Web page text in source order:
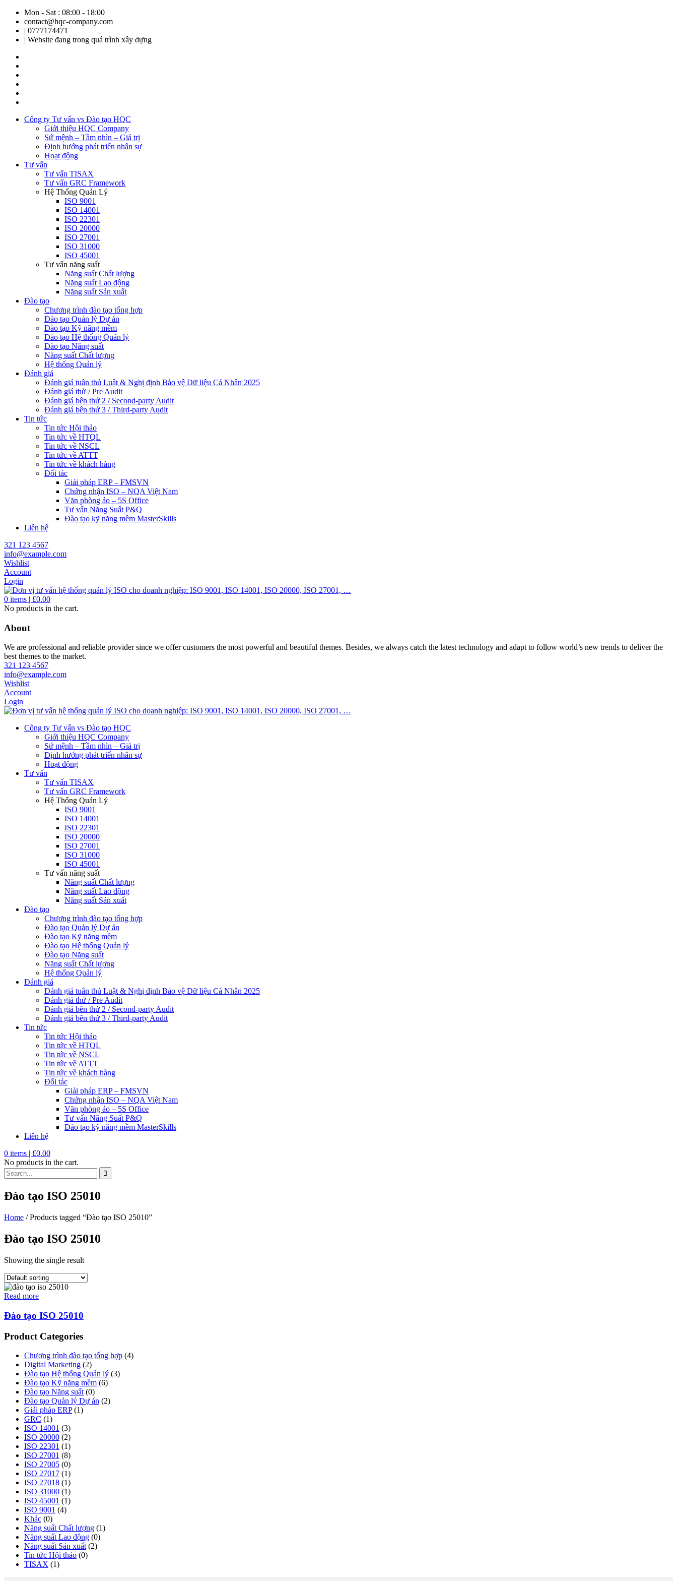
Mon - Sat : 08:00 - 18:00
contact@hqc-company.com
| 0777174471
| Website đang trong quá trình xây dựng
Công ty Tư vấn vs Đào tạo HQC
Giới thiệu HQC Company
Sứ mệnh – Tầm nhìn – Giá trị
Định hướng phát triển nhân sự
Hoạt động
Tư vấn
Tư vấn TISAX
Tư vấn GRC Framework
Hệ Thống Quản Lý
ISO 9001
ISO 14001
ISO 22301
ISO 20000
ISO 27001
ISO 31000
ISO 45001
Tư vấn năng suất
Năng suất Chất lượng
Năng suất Lao động
Năng suất Sản xuất
Đào tạo
Chương trình đào tạo tổng hợp
Đào tạo Quản lý Dự án
Đào tạo Kỹ năng mềm
Đào tạo Hệ thống Quản lý
Đào tạo Năng suất
Năng suất Chất lượng
Hệ thống Quản lý
Đánh giá
Đánh giá tuân thủ Luật & Nghị định Bảo vệ Dữ liệu Cá Nhân 2025
Đánh giá thử / Pre Audit
Đánh giá bên thứ 2 / Second-party Audit
Đánh giá bên thứ 3 / Third-party Audit
Tin tức
Tin tức Hội thảo
Tin tức về HTQL
Tin tức về NSCL
Tin tức về ATTT
Tin tức về khách hàng
Đối tác
Giải pháp ERP – FMSVN
Chứng nhận ISO – NQA Việt Nam
Văn phòng ảo – 5S Office
Tư vấn Năng Suất P&Q
Đào tạo kỹ năng mềm MasterSkills
Liên hệ
321 123 4567
info@example.com
Wishlist
Account
Login
0 items | £0.00
No products in the cart.
About
We are professional and reliable provider since we offer customers the most powerful and beautiful themes. Besides, we always catch the latest technology and adapt to follow world’s new trends to deliver the
best themes to the market.
321 123 4567
info@example.com
Wishlist
Account
Login
Công ty Tư vấn vs Đào tạo HQC
Giới thiệu HQC Company
Sứ mệnh – Tầm nhìn – Giá trị
Định hướng phát triển nhân sự
Hoạt động
Tư vấn
Tư vấn TISAX
Tư vấn GRC Framework
Hệ Thống Quản Lý
ISO 9001
ISO 14001
ISO 22301
ISO 20000
ISO 27001
ISO 31000
ISO 45001
Tư vấn năng suất
Năng suất Chất lượng
Năng suất Lao động
Năng suất Sản xuất
Đào tạo
Chương trình đào tạo tổng hợp
Đào tạo Quản lý Dự án
Đào tạo Kỹ năng mềm
Đào tạo Hệ thống Quản lý
Đào tạo Năng suất
Năng suất Chất lượng
Hệ thống Quản lý
Đánh giá
Đánh giá tuân thủ Luật & Nghị định Bảo vệ Dữ liệu Cá Nhân 2025
Đánh giá thử / Pre Audit
Đánh giá bên thứ 2 / Second-party Audit
Đánh giá bên thứ 3 / Third-party Audit
Tin tức
Tin tức Hội thảo
Tin tức về HTQL
Tin tức về NSCL
Tin tức về ATTT
Tin tức về khách hàng
Đối tác
Giải pháp ERP – FMSVN
Chứng nhận ISO – NQA Việt Nam
Văn phòng ảo – 5S Office
Tư vấn Năng Suất P&Q
Đào tạo kỹ năng mềm MasterSkills
Liên hệ
0 items | £0.00
No products in the cart.
Đào tạo ISO 25010
Home / Products tagged “Đào tạo ISO 25010”
Đào tạo ISO 25010
Showing the single result
Read more
Đào tạo ISO 25010
Product Categories
Chương trình đào tạo tổng hợp (4)
Digital Marketing (2)
Đào tạo Hệ thống Quản lý (3)
Đào tạo Kỹ năng mềm (6)
Đào tạo Năng suất (0)
Đào tạo Quản lý Dự án (2)
Giải pháp ERP (1)
GRC (1)
ISO 14001 (3)
ISO 20000 (2)
ISO 22301 (1)
ISO 27001 (8)
ISO 27005 (0)
ISO 27017 (1)
ISO 27018 (1)
ISO 31000 (1)
ISO 45001 (1)
ISO 9001 (4)
Khác (0)
Năng suất Chất lượng (1)
Năng suất Lao động (0)
Năng suất Sản xuất (2)
Tin tức Hội thảo (0)
TISAX (1)